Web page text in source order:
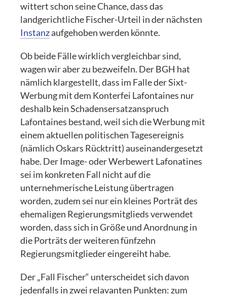
wittert schon seine Chance, dass das
landgerichtliche Fischer-Urteil in der nächsten
Instanzaufgehoben werden könnte.
Ob beide Fälle wirklich vergleichbar sind,
wagen wir aber zu bezweifeln. Der BGH hat
nämlich klargestellt, dass im Falle der Sixt-
Werbung mit dem Konterfei Lafontaines nur
deshalb kein Schadensersatzanspruch
Lafontaines bestand, weil sich die Werbung mit
einem aktuellen politischen Tagesereignis
(nämlich Oskars Rücktritt) auseinandergesetzt
habe. Der Image- oder Werbewert Lafonatines
sei im konkreten Fall nicht auf die
unternehmerische Leistung übertragen
worden, zudem sei nur ein kleines Porträt des
ehemaligen Regierungsmitglieds verwendet
worden, dass sich in Größe und Anordnung in
die Porträts der weiteren fünfzehn
Regierungsmitglieder eingereiht habe.
Der „Fall Fischer“ unterscheidet sich davon
jedenfalls in zwei relavanten Punkten: zum